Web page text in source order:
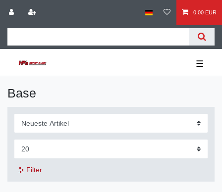
0,00 EUR
☰
Base
Filter